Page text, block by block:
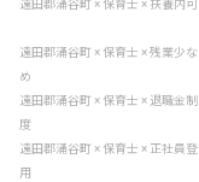
遠田郡涌谷町 × 保育士 × 扶養内可
遠田郡涌谷町 × 保育士 × 残業少な
め
遠田郡涌谷町 × 保育士 × 退職金制
度
遠田郡涌谷町 × 保育士 × 正社員登
用